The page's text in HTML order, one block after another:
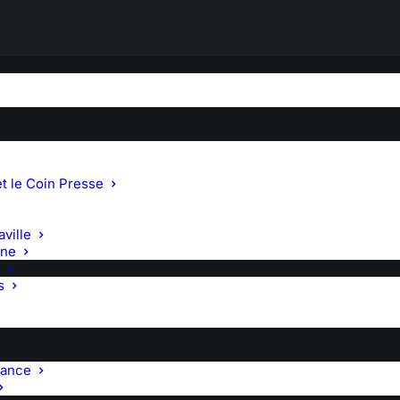
le Coin Presse
A L’ACTEUR
au Bon Dieu ? » suivi d’un échange avec l’acteur. (Salle